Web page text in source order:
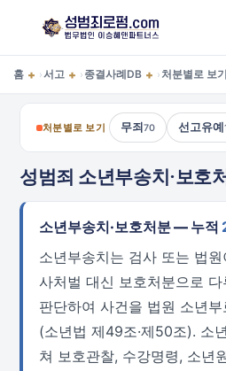
홈 + ›서고 + › 종결사례DB + › 처분별로 보기
처분별로 보기 무죄70 선고유예
성범죄 소년부송치·보호
소년부송치·보호처분 — 누적
소년부송치는 검사 또는 법
사처벌 대신 보호처분으로
판단하여 사건을 법원 소년
(소년법 제49조·제50조). 소
쳐 보호관찰, 수강명령, 소년